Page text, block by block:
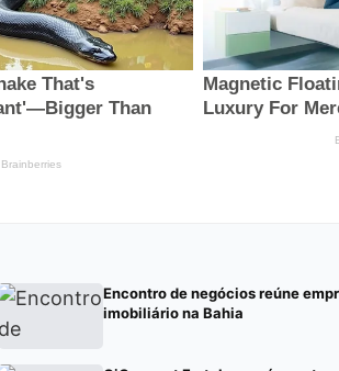
Encontro de negócios reúne
imobiliário na Bahia